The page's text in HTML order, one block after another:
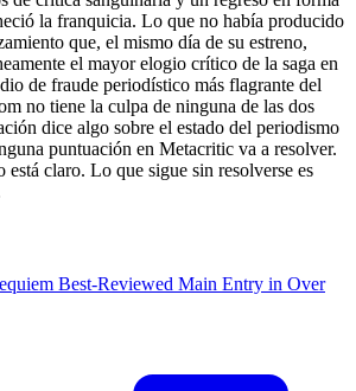
la franquicia. Lo que no había producido
que, el mismo día de su estreno,
el mayor elogio crítico de la saga en
de fraude periodístico más flagrante del
no tiene la culpa de ninguna de las dos
dice algo sobre el estado del periodismo
puntuación en Metacritic va a resolver.
está claro. Lo que sigue sin resolverse es
Best-Reviewed Main Entry in Over